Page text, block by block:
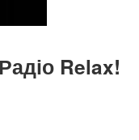
Relax!